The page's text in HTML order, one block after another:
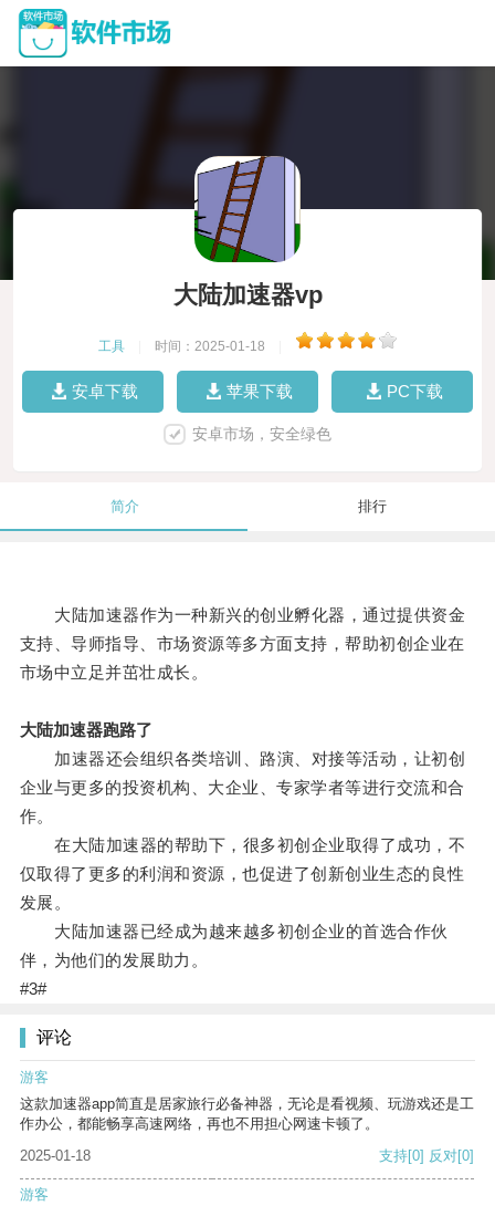
大陆加速器vp
工具 时间：2025-01-18
安卓下载 苹果下载 PC下载
安卓市场，安全绿色
简介 排行
大陆加速器作为一种新兴的创业孵化器，通过提供资金
支持、导师指导、市场资源等多方面支持，帮助初创企业在
市场中立足并茁壮成长。
大陆加速器跑路了
加速器还会组织各类培训、路演、对接等活动，让初创
企业与更多的投资机构、大企业、专家学者等进行交流和合
作。
在大陆加速器的帮助下，很多初创企业取得了成功，不
仅取得了更多的利润和资源，也促进了创新创业生态的良性
发展。
大陆加速器已经成为越来越多初创企业的首选合作伙
伴，为他们的发展助力。
#3#
评论
游客
这款加速器app简直是居家旅行必备神器，无论是看视频、玩游戏还是工
作办公，都能畅享高速网络，再也不用担心网速卡顿了。
2025-01-18
支持[0] 反对[0]
游客